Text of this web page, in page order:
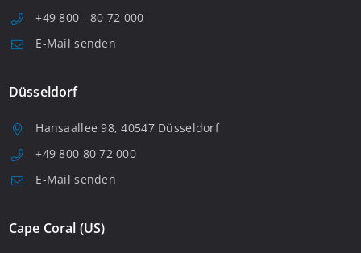
+49 800 - 80 72 000
E-Mail senden
Düsseldorf
Hansaallee 98, 40547 Düsseldorf
+49 800 80 72 000
E-Mail senden
Cape Coral (US)